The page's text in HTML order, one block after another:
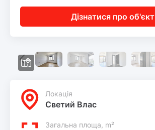
Дізнатися про об'єкт
Локацiя
Светий Влас
Загальна площа, m²